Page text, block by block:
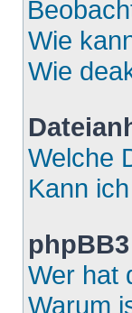
Wie
Wie
Welche
Kann
Wer hat
Warum